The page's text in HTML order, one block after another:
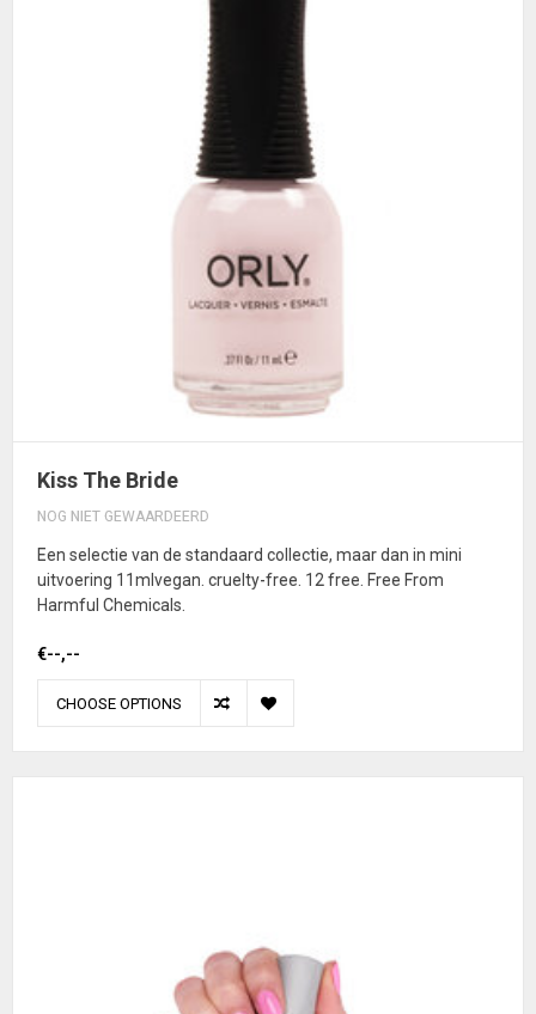
Kiss The Bride
NOG NIET GEWAARDEERD
Een selectie van de standaard collectie, maar dan in mini
uitvoering 11mlvegan. cruelty-free. 12 free. Free From
Harmful Chemicals.
€--,--
CHOOSE OPTIONS